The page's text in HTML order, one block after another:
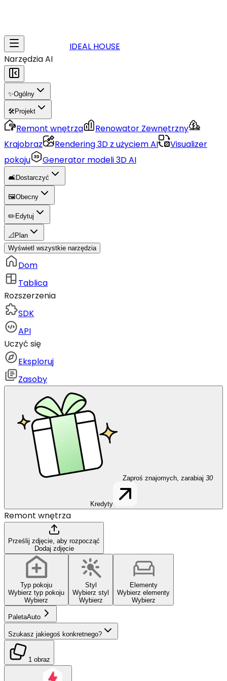
IDEAL HOUSE
Narzędzia AI
✨Ogólny
🛠️Projekt
Remont wnętrza
Renowator Zewnętrzny
Krajobraz
Rendering 3D z użyciem AI
Visualizer
pokoju
Generator modeli 3D AI
🛋️Dostarczyć
🖼️Obecny
✏️ Edytuj
📐 Plan
Wyświetl wszystkie narzędzia
Dom
Tablica
Rozszerzenia
SDK
API
Uczyć się
Eksploruj
Zasoby
Zaproś znajomych, zarabiaj 30
Kredyty
Remont wnętrza
Prześlij zdjęcie, aby rozpocząć
Dodaj zdjęcie
Typ pokoju
Wybierz typ pokoju
Wybierz
Styl
Wybierz styl
Wybierz
Elementy
Wybierz elementy
Wybierz
PaletaAuto
Szukasz jakiegoś konkretnego?
1 obraz